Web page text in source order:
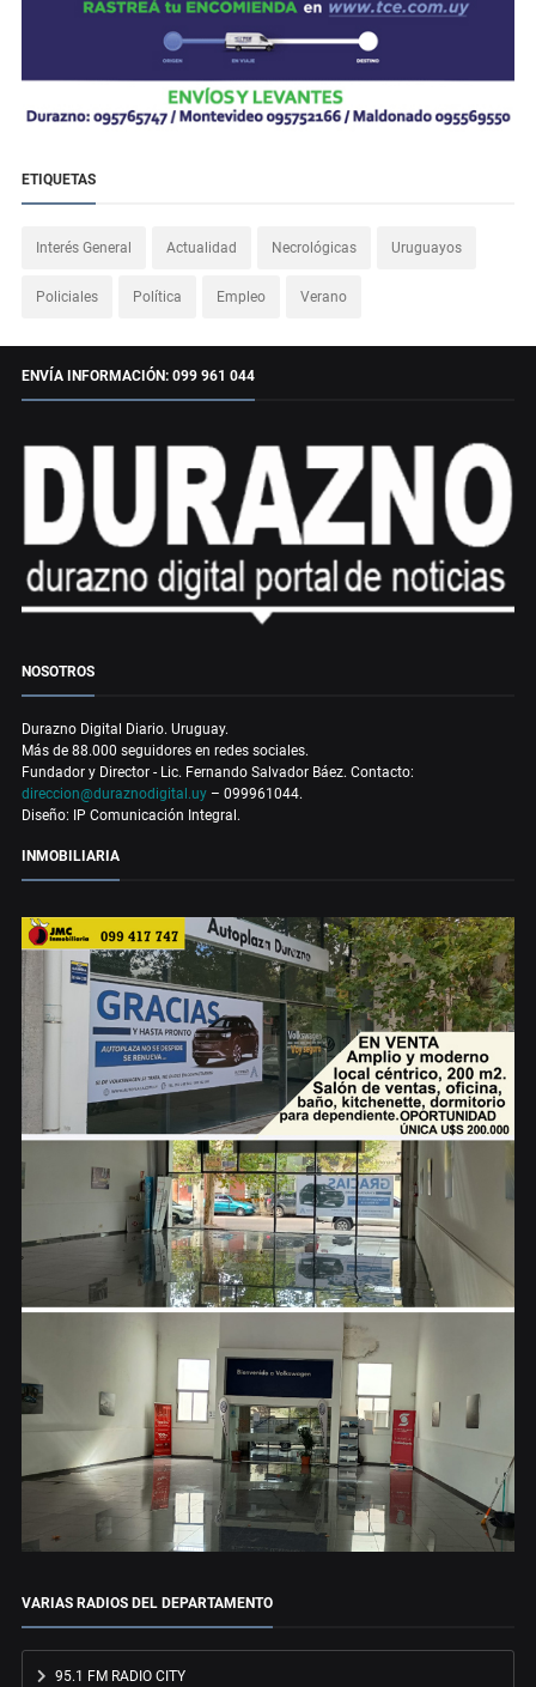
ETIQUETAS
Interés General Actualidad Necrológicas Uruguayos
Policiales Política Empleo Verano
ENVÍA INFORMACIÓN: 099 961 044
NOSOTROS
Durazno Digital Diario. Uruguay.
Más de 88.000 seguidores en redes sociales.
Fundador y Director - Lic. Fernando Salvador Báez. Contacto:
direccion@duraznodigital.uy – 099961044.
Diseño: IP Comunicación Integral.
INMOBILIARIA
VARIAS RADIOS DEL DEPARTAMENTO
95.1 FM RADIO CITY